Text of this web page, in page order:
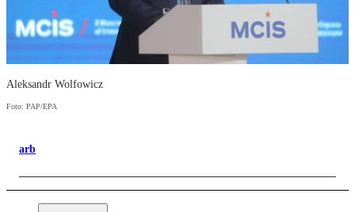
Aleksandr Wolfowicz
Foto: PAP/EPA
arb